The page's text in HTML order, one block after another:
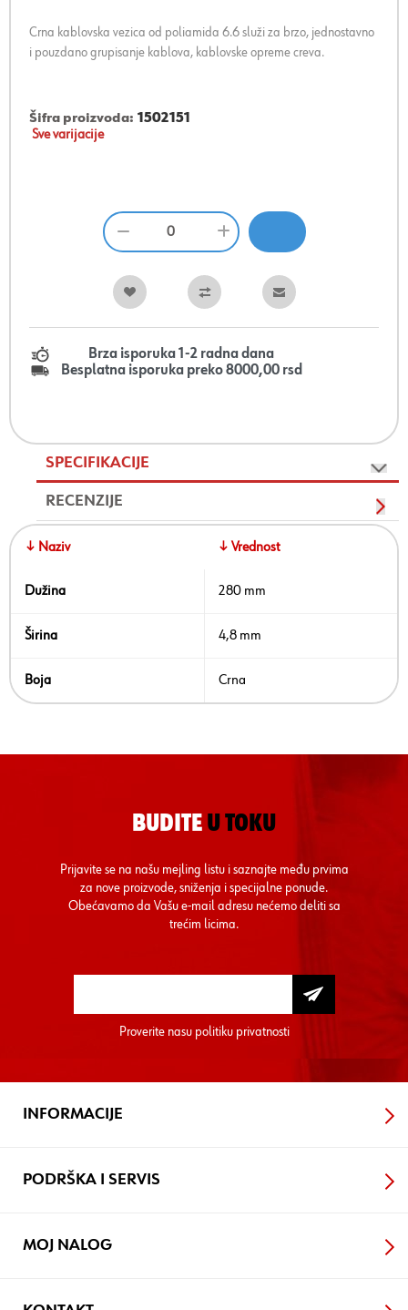
Crna kablovska vezica od poliamida 6.6 služi za brzo, jednostavno
i pouzdano grupisanje kablova, kablovske opreme creva.
Šifra proizvoda: 1502151
Sve varijacije
Brza isporuka 1-2 radna dana
Besplatna isporuka preko 8000,00 rsd
SPECIFIKACIJE
RECENZIJE
↓ Naziv ↓ Vrednost
Dužina 280 mm
Širina 4,8 mm
Boja Crna
BUDITE U TOKU
Prijavite se na našu mejling listu i saznajte među prvima
za nove proizvode, sniženja i specijalne ponude.
Obećavamo da Vašu e-mail adresu nećemo deliti sa
trećim licima.
Proverite nasu politiku privatnosti
INFORMACIJE
PODRŠKA I SERVIS
MOJ NALOG